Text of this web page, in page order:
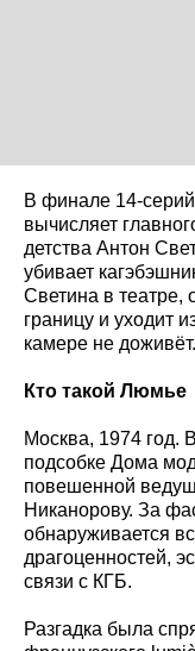
В финале 14-
вычисляет
детства Антон
убивает
Светина в театре,
границу и уходит
камере не доживёт.
Кто такой Люмье
Москва, 1974 год.
подсобке Дома
повешенной
Никанорову. За
обнаруживается
драгоценностей,
связи с КГБ.
Разгадка была